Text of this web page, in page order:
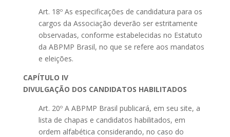
Art. 18º As especificações de candidatura para os
cargos da Associação deverão ser estritamente
observadas, conforme estabelecidas no Estatuto
da ABPMP Brasil, no que se refere aos mandatos
e eleições.
CAPÍTULO IV
DIVULGAÇÃO DOS CANDIDATOS HABILITADOS
Art. 20º A ABPMP Brasil publicará, em seu site, a
lista de chapas e candidatos habilitados, em
ordem alfabética considerando, no caso do